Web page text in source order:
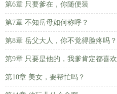
第6章 只要爹在，你随便装
第7章 不知岳母如何称呼？
第8章 岳父大人，你不觉得脸疼吗？
第9章 只要是他的，我爹肯定都喜欢
第10章 美女，要帮忙吗？